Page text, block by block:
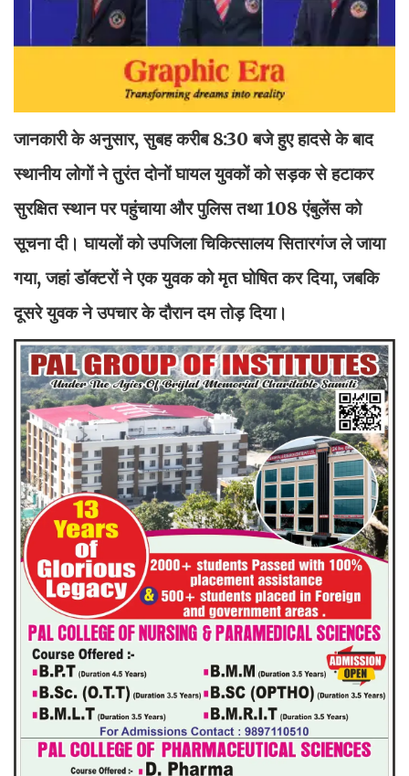
जानकारी के अनुसार, सुबह करीब 8:30 बजे हुए हादसे के बाद
स्थानीय लोगों ने तुरंत दोनों घायल युवकों को सड़क से हटाकर
सुरक्षित स्थान पर पहुंचाया और पुलिस तथा 108 एंबुलेंस को
सूचना दी। घायलों को उपजिला चिकित्सालय सितारगंज ले जाया
गया, जहां डॉक्टरों ने एक युवक को मृत घोषित कर दिया, जबकि
दूसरे युवक ने उपचार के दौरान दम तोड़ दिया।